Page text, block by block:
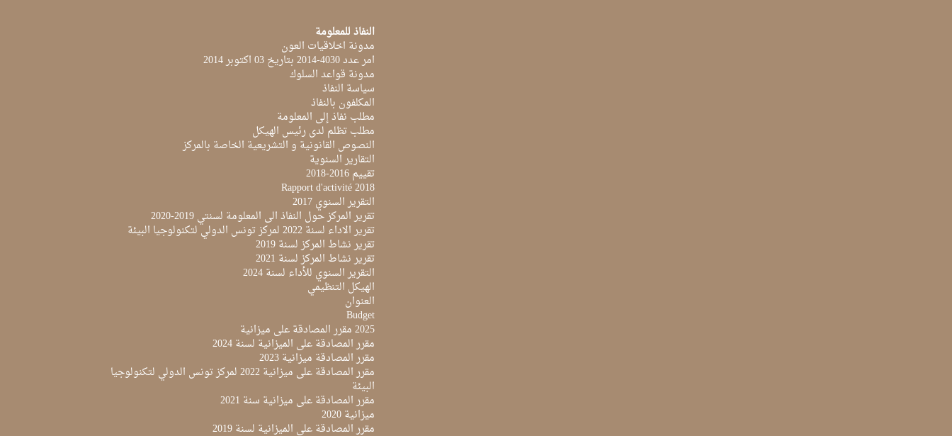
النفاذ للمعلومة
مدونة اخلاقيات العون
امر عدد 4030-2014 بتاريخ 03 اكتوبر 2014
مدونة قواعد السلوك
سياسة النفاذ
المكلفون بالنفاذ
مطلب نفاذ إلى المعلومة
مطلب تظلم لدى رئيس الهيكل
النصوص القانونية و التشريعية الخاصة بالمركز
التقارير السنوية
تقييم 2016-2018
Rapport d'activité 2018
التقرير السنوي 2017
تقرير المركز حول النفاذ الى المعلومة لسنتي 2019-2020
تقرير الاداء لسنة 2022 لمركز تونس الدولي لتكنولوجيا البيئة
تقرير نشاط المركز لسنة 2019
تقرير نشاط المركز لسنة 2021
التقرير السنوي للأداء لسنة 2024
الهيكل التنظيمي
العنوان
Budget
2025 مقرر المصادقة على ميزانية
مقرر المصادقة على الميزانية لسنة 2024
مقرر المصادقة ميزانية 2023
مقرر المصادقة على ميزانية 2022 لمركز تونس الدولي لتكنولوجيا
البيئة
مقرر المصادقة على ميزانية سنة 2021
ميزانية 2020
مقرر المصادقة على الميزانية لسنة 2019